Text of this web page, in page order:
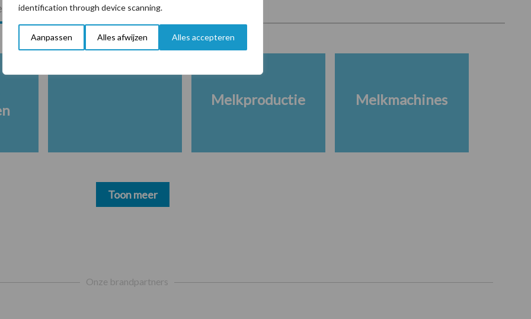
identification through device scanning.
Aanpassen Alles afwijzen Alles accepteren
Veevoer Wet en regelgeving
Melkproductie Melkmachines
Toon meer
Onze brandpartners